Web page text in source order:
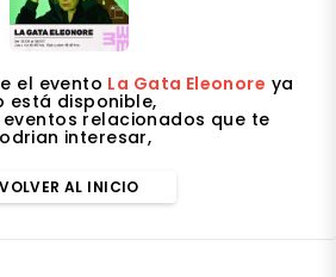
el evento La Gata Eleonore ya
está disponible,
relacionados que te
interesar,
VOLVER AL INICIO